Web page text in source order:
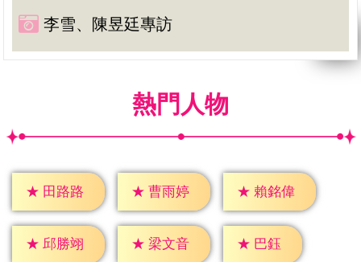
李雪、陳昱廷專訪
熱門人物
★ 田路路 ★ 曹雨婷 ★ 賴銘偉
★ 邱勝翊 ★ 梁文音 ★ 巴鈺